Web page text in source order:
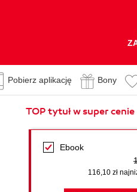
Pobierz aplikację Bony
TOP tytuł w super
Ebook
116,10 zł